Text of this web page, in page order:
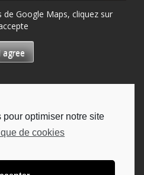
optimiser notre site
de cookies
Google Maps, cliquez sur
agree
Bretonneau